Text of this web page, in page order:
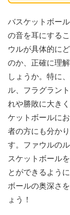
バスケットボー
の音を耳にする
ウルが具体的に
のか、正確に理
しょうか。特に
ル、フラグラン
れや勝敗に大き
ケットボールに
者の方にも分か
す。ファウルの
スケットボール
とができるよう
ボールの奥深さ
ょう！